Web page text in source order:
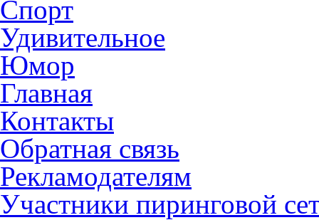
Спорт
Удивительное
Юмор
Главная
Контакты
Обратная связь
Рекламодателям
Участники пиринговой